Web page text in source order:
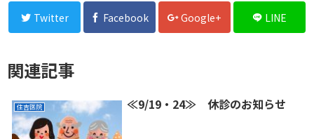
Twitter Facebook Google+ LINE
関連記事
住吉医院 ≪9/19・24≫ 休診のお知らせ